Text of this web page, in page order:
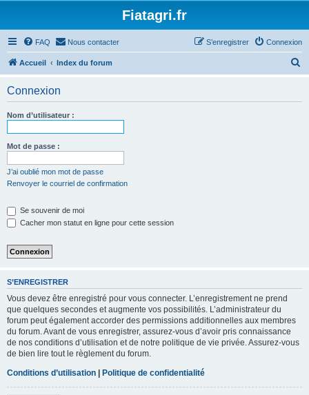
Fiatagri.fr
FAQ Nous contacter Connexion
S’enregistrer
Accueil Index du forum
Connexion
Nom d’utilisateur :
Mot de passe :
J’ai oublié mon mot de passe
Renvoyer le courriel de confirmation
Se souvenir de moi
Cacher mon statut en ligne pour cette session
S’ENREGISTRER
Vous devez être enregistré pour vous connecter. L’enregistrement ne prend
que quelques secondes et augmente vos possibilités. L’administrateur du
forum peut également accorder des permissions additionnelles aux membres
du forum. Avant de vous enregistrer, assurez-vous d’avoir pris connaissance
de nos conditions d’utilisation et de notre politique de vie privée. Assurez-vous
de bien lire tout le règlement du forum.
Conditions d’utilisation | Politique de confidentialité